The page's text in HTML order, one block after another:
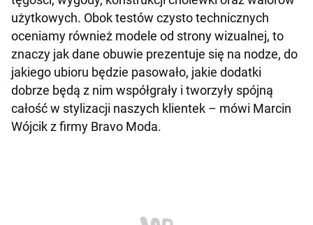
użytkowych. Obok testów czysto technicznych
oceniamy również modele od strony wizualnej, to
znaczy jak dane obuwie prezentuje się na nodze, do
jakiego ubioru będzie pasowało, jakie dodatki
dobrze będą z nim współgrały i tworzyły spójną
całość w stylizacji naszych klientek – mówi Marcin
Wójcik z firmy Bravo Moda.